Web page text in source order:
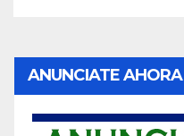
ANUNCIATE AHORA